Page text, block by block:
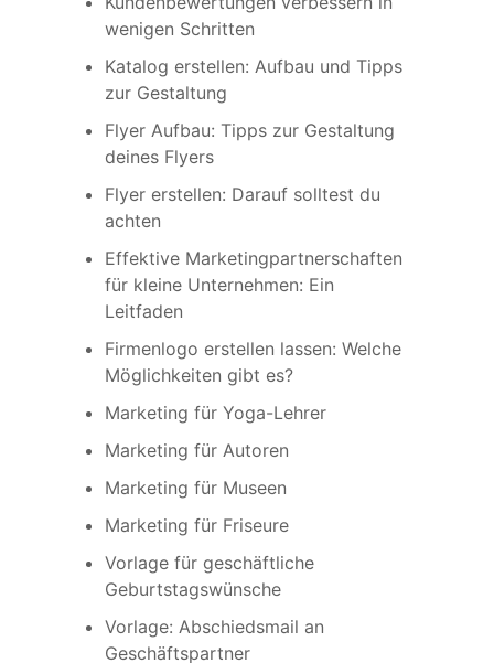
wenigen Schritten
Katalog erstellen: Aufbau und Tipps
zur Gestaltung
Flyer Aufbau: Tipps zur Gestaltung
deines Flyers
Flyer erstellen: Darauf solltest du
achten
Effektive Marketingpartnerschaften
für kleine Unternehmen: Ein
Leitfaden
Firmenlogo erstellen lassen: Welche
Möglichkeiten gibt es?
Marketing für Yoga-Lehrer
Marketing für Autoren
Marketing für Museen
Marketing für Friseure
Vorlage für geschäftliche
Geburtstagswünsche
Vorlage: Abschiedsmail an
Geschäftspartner